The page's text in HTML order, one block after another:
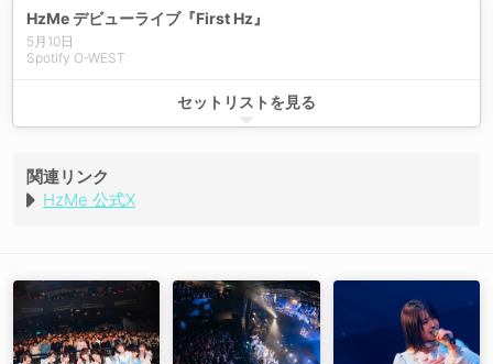
HzMe デビューライブ『First Hz』
5月10日
Spotify O-WEST
Halo
行方不明
メランコリック
セットリストを見る
関連リンク
HzMe 公式X